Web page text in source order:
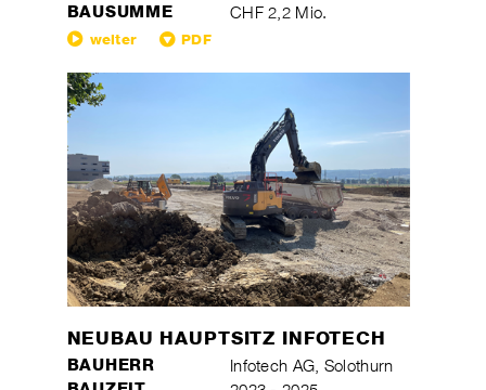
BAUSUMME CHF 2,2 Mio.
weiter PDF
NEUBAU HAUPTSITZ INFOTECH
BAUHERR Infotech AG, Solothurn